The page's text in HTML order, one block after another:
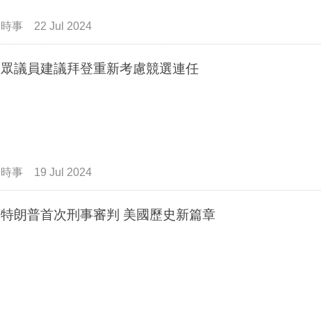
時事 22 Jul 2024
眾議員建議拜登重新考慮競選連任
時事 19 Jul 2024
特朗普首次刑事審判 美國歷史新篇章